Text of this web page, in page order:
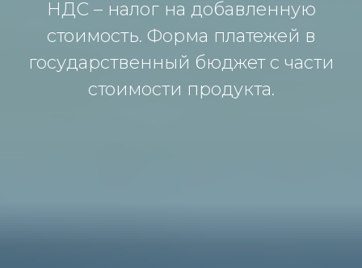
НДС – налог на добавленную
стоимость. Форма платежей в
государственный бюджет с части
стоимости продукта.